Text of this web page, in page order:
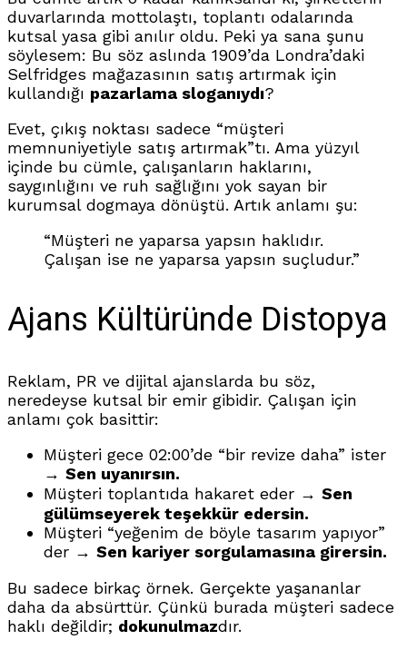
duvarlarında mottolaştı, toplantı odalarında
kutsal yasa gibi anılır oldu. Peki ya sana şunu
söylesem: Bu söz aslında 1909’da Londra’daki
Selfridges mağazasının satış artırmak için
kullandığı pazarlama sloganıydı?
Evet, çıkış noktası sadece “müşteri
memnuniyetiyle satış artırmak”tı. Ama yüzyıl
içinde bu cümle, çalışanların haklarını,
saygınlığını ve ruh sağlığını yok sayan bir
kurumsal dogmaya dönüştü. Artık anlamı şu:
“Müşteri ne yaparsa yapsın haklıdır.
Çalışan ise ne yaparsa yapsın suçludur.”
Ajans Kültüründe Distopya
Reklam, PR ve dijital ajanslarda bu söz,
neredeyse kutsal bir emir gibidir. Çalışan için
anlamı çok basittir:
Müşteri gece 02:00’de “bir revize daha” ister
→ Sen uyanırsın.
Müşteri toplantıda hakaret eder → Sen
gülümseyerek teşekkür edersin.
Müşteri “yeğenim de böyle tasarım yapıyor”
der → Sen kariyer sorgulamasına girersin.
Bu sadece birkaç örnek. Gerçekte yaşananlar
daha da absürttür. Çünkü burada müşteri sadece
haklı değildir; dokunulmazdır.